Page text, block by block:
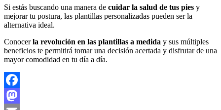
Si estás buscando una manera de cuidar la salud de tus pies y
mejorar tu postura, las plantillas personalizadas pueden ser la
alternativa ideal.
Conocerla revolución en las plantillas a medida y sus múltiples
beneficios te permitirá tomar una decisión acertada y disfrutar de una
mayor comodidad en tu día a día.
Facebook